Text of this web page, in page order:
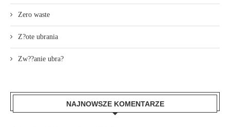
Zero waste
Z?ote ubrania
Zw??anie ubra?
NAJNOWSZE KOMENTARZE